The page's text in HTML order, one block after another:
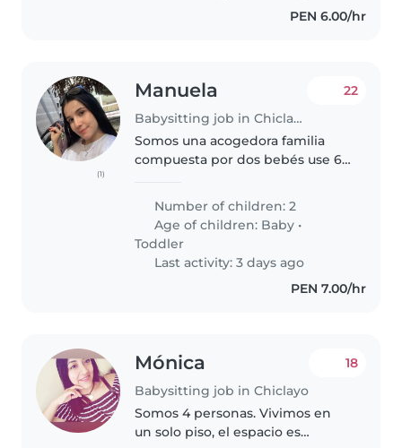
PEN 6.00/hr
(1)
Manuela
Babysitting job in Chiclayo
22
Somos una acogedora familia
compuesta por dos bebés use 6
papá y nuestro cariñoso perrito.
Number of children: 2
Age of children: Baby •
Toddler
Last activity: 3 days ago
PEN 7.00/hr
Mónica
Babysitting job in Chiclayo
18
Somos 4 personas. Vivimos en
un solo piso, el espacio es